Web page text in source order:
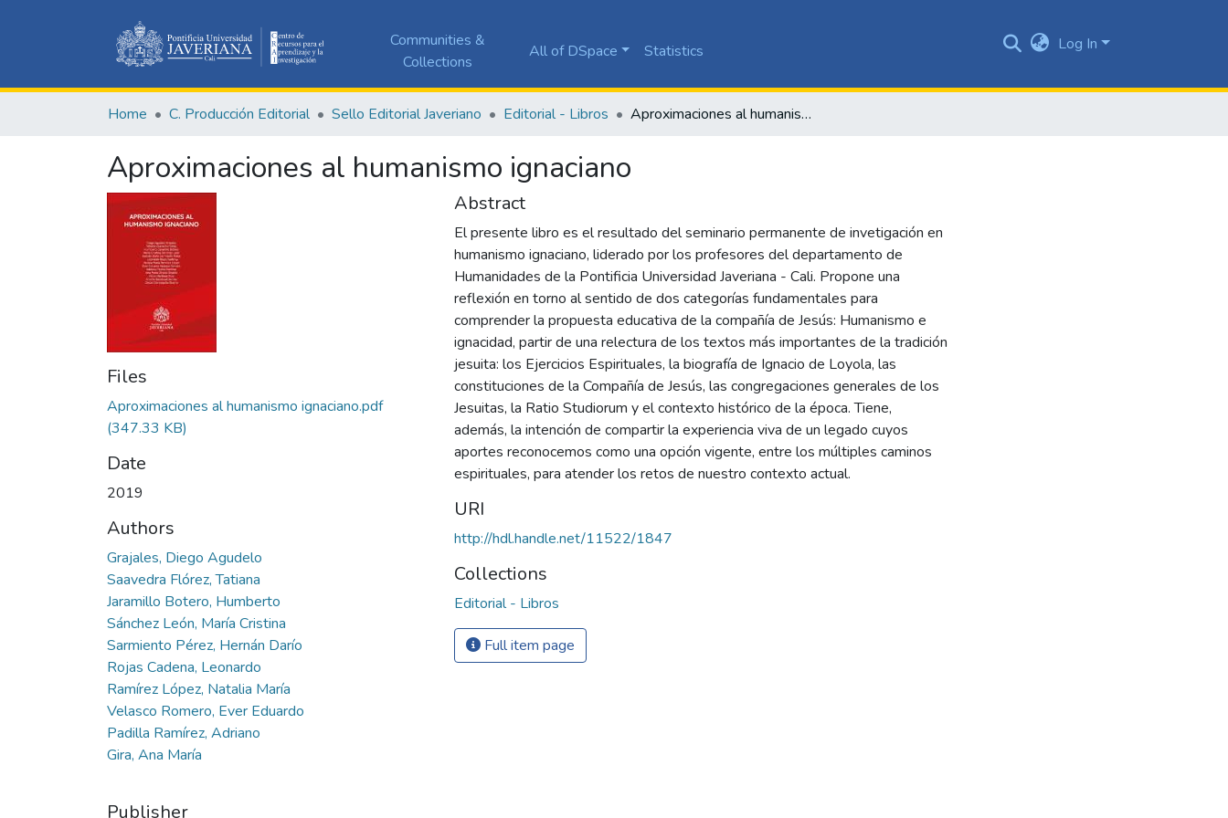
Communities &
Collections
All of DSpace Statistics Log In
Home C. Producción Editorial Sello Editorial Javeriano Editorial - Libros Aproximaciones al humanismo ignaciano
Aproximaciones al humanismo ignaciano
Files
Aproximaciones al humanismo ignaciano.pdf
(347.33 KB)
Date
2019
Authors
Grajales, Diego Agudelo
Saavedra Flórez, Tatiana
Jaramillo Botero, Humberto
Sánchez León, María Cristina
Sarmiento Pérez, Hernán Darío
Rojas Cadena, Leonardo
Ramírez López, Natalia María
Velasco Romero, Ever Eduardo
Padilla Ramírez, Adriano
Gira, Ana María
Publisher
Abstract
El presente libro es el resultado del seminario permanente de invetigación en
humanismo ignaciano, liderado por los profesores del departamento de
Humanidades de la Pontificia Universidad Javeriana - Cali. Propone una
reflexión en torno al sentido de dos categorías fundamentales para
comprender la propuesta educativa de la compañía de Jesús: Humanismo e
ignacidad, partir de una relectura de los textos más importantes de la tradición
jesuita: los Ejercicios Espirituales, la biografía de Ignacio de Loyola, las
constituciones de la Compañía de Jesús, las congregaciones generales de los
Jesuitas, la Ratio Studiorum y el contexto histórico de la época. Tiene,
además, la intención de compartir la experiencia viva de un legado cuyos
aportes reconocemos como una opción vigente, entre los múltiples caminos
espirituales, para atender los retos de nuestro contexto actual.
URI
http://hdl.handle.net/11522/1847
Collections
Editorial - Libros
Full item page